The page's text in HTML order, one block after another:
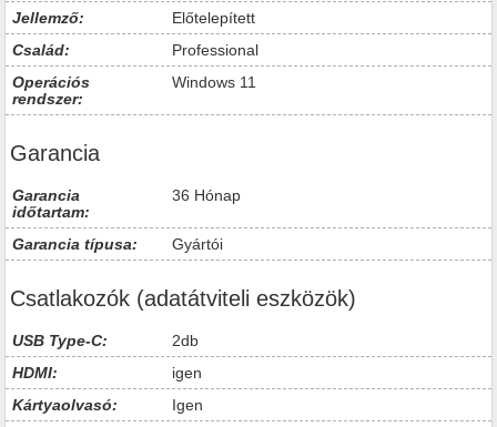
Jellemző:
Előtelepített
Család:
Professional
Operációs
rendszer:
Windows 11
Garancia
Garancia
időtartam:
36 Hónap
Garancia típusa: Gyártói
Csatlakozók (adatátviteli eszközök)
USB Type-C:
2db
HDMI:
igen
Kártyaolvasó:
Igen